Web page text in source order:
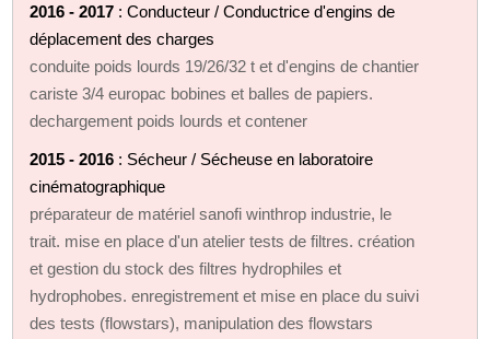
2016 - 2017 : Conducteur / Conductrice d'engins de
déplacement des charges
conduite poids lourds 19/26/32 t et d'engins de chantier
cariste 3/4 europac bobines et balles de papiers.
dechargement poids lourds et contener
2015 - 2016 : Sécheur / Sécheuse en laboratoire
cinématographique
préparateur de matériel sanofi winthrop industrie, le
trait. mise en place d'un atelier tests de filtres. création
et gestion du stock des filtres hydrophiles et
hydrophobes. enregistrement et mise en place du suivi
des tests (flowstars), manipulation des flowstars